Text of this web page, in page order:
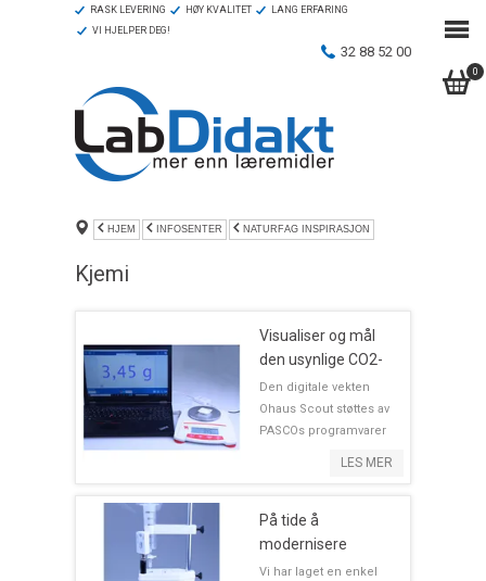
0
RASK LEVERING HØY KVALITET
LANG ERFARING
VI HJELPER DEG!
32 88 52 00
HJEM INFOSENTER NATURFAG INSPIRASJON
Kjemi
Visualiser og mål
den usynlige CO2-
gassen!
Den digitale vekten
Ohaus Scout støttes av
PASCOs programvarer
nøya...
LES MER
På tide å
modernisere
titreranalysen
Vi har laget en enkel